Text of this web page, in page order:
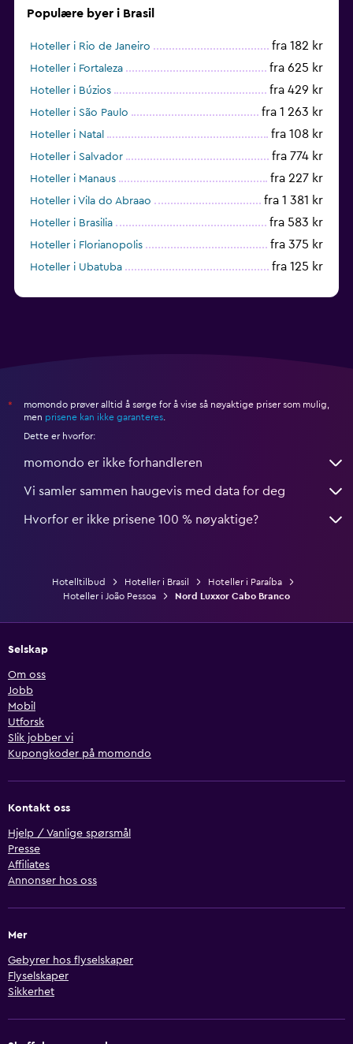
Populære byer i Brasil
Hoteller i Rio de Janeiro fra 182 kr
Hoteller i Fortaleza fra 625 kr
Hoteller i Búzios fra 429 kr
Hoteller i São Paulo fra 1 263 kr
Hoteller i Natal fra 108 kr
Hoteller i Salvador fra 774 kr
Hoteller i Manaus fra 227 kr
Hoteller i Vila do Abraao fra 1 381 kr
Hoteller i Brasilia fra 583 kr
Hoteller i Florianopolis fra 375 kr
Hoteller i Ubatuba fra 125 kr
*
momondo prøver alltid å sørge for å vise så nøyaktige priser som mulig,
men prisene kan ikke garanteres
Dette er hvorfor:
momondo er ikke forhandleren
Vi samler sammen haugevis med data for deg
Hvorfor er ikke prisene 100 % nøyaktige?
Hotelltilbud Hoteller i Brasil
Hoteller i Paraíba
Hoteller i João Pessoa
Nord Luxxor Cabo Branco
Selskap
Om oss
Jobb
Mobil
Utforsk
Slik jobber vi
Kupongkoder på momondo
Kontakt oss
Hjelp / Vanlige spørsmål
Presse
Affiliates
Annonser hos oss
Mer
Gebyrer hos flyselskaper
Flyselskaper
Sikkerhet